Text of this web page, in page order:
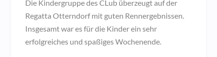
Die Kindergruppe des CLub überzeugt auf der
Regatta Otterndorf mit guten Rennergebnissen.
Insgesamt war es für die Kinder ein sehr
erfolgreiches und spaßiges Wochenende.